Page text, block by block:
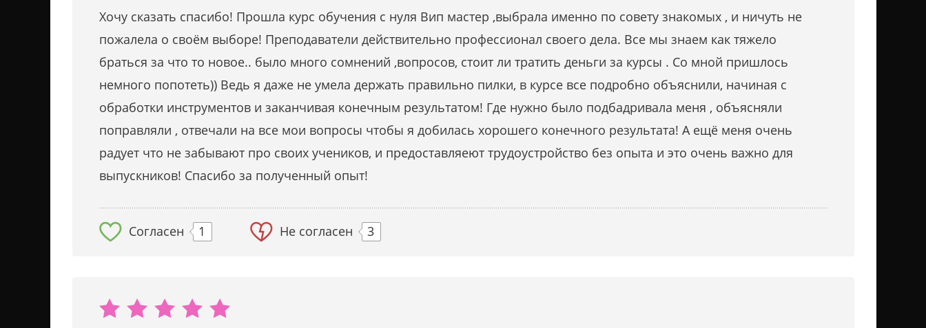
Хочу сказать спасибо! Прошла курс обучения с нуля Вип мастер ,выбрала именно по совету знакомых , и ничуть не
пожалела о своём выборе! Преподаватели действительно профессионал своего дела. Все мы знаем как тяжело
браться за что то новое.. было много сомнений ,вопросов, стоит ли тратить деньги за курсы . Со мной пришлось
немного попотеть)) Ведь я даже не умела держать правильно пилки, в курсе все подробно объяснили, начиная с
обработки инструментов и заканчивая конечным результатом! Где нужно было подбадривала меня , объясняли
поправляли , отвечали на все мои вопросы чтобы я добилась хорошего конечного результата! А ещё меня очень
радует что не забывают про своих учеников, и предоставляеют трудоустройство без опыта и это очень важно для
выпускников! Спасибо за полученный опыт!
Согласен 1 Не согласен 3